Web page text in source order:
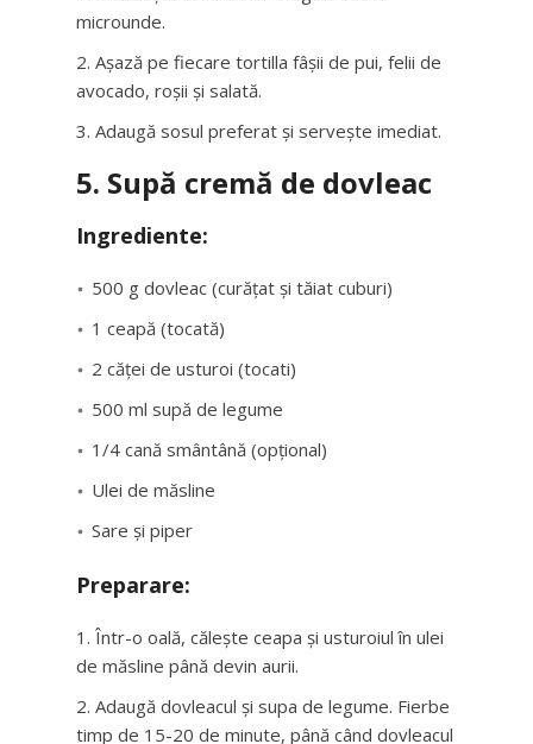
microunde.
Așază pe fiecare tortilla fâșii de pui, felii de
avocado, roșii și salată.
Adaugă sosul preferat și servește imediat.
5. Supă cremă de dovleac
Ingrediente:
500 g dovleac (curățat și tăiat cuburi)
1 ceapă (tocată)
2 căței de usturoi (tocati)
500 ml supă de legume
1/4 cană smântână (opțional)
Ulei de măsline
Sare și piper
Preparare:
Într-o oală, călește ceapa și usturoiul în ulei
de măsline până devin aurii.
Adaugă dovleacul și supa de legume. Fierbe
timp de 15-20 de minute, până când dovleacul